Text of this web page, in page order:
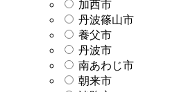
加西市
丹波篠山市
養父市
丹波市
南あわじ市
朝来市